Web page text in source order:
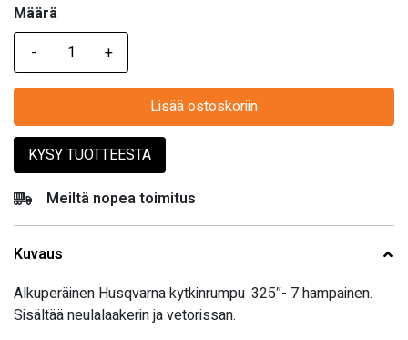
Määrä
Määrä
Lisää ostoskoriin
KYSY TUOTTEESTA
Meiltä nopea toimitus
Kuvaus
Alkuperäinen Husqvarna kytkinrumpu .325″- 7 hampainen.
Sisältää neulalaakerin ja vetorissan.